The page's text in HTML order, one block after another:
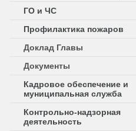
ГО и ЧС
Профилактика пожаров
Доклад Главы
Документы
Кадровое обеспечение и
муниципальная служба
Контрольно-надзорная
деятельность